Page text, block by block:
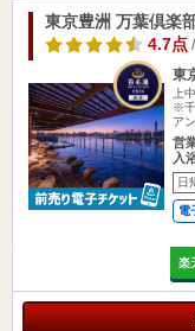
東京豊洲 万葉倶楽
4.7点/
東
上
※千
ア
営
入
日
電
楽